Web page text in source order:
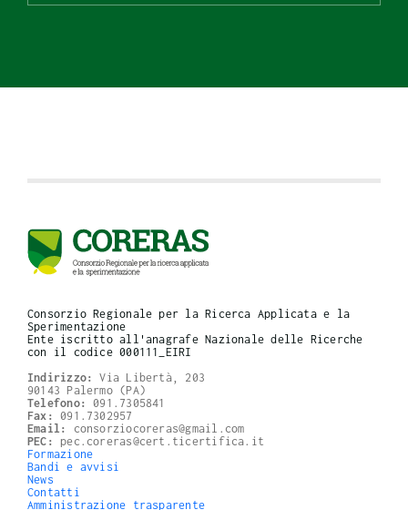
Consorzio Regionale per la Ricerca Applicata e la
Sperimentazione
Ente iscritto all'anagrafe Nazionale delle Ricerche
con il codice 000111_EIRI
Indirizzo: Via Libertà, 203
90143 Palermo (PA)
Telefono: 091.7305841
Fax: 091.7302957
Email:
consorziocoreras@gmail.com
PEC:
pec.coreras@cert.ticertifica.it
Formazione
Bandi e avvisi
News
Contatti
Amministrazione trasparente